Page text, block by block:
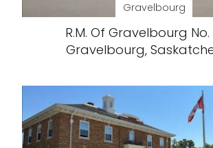
Gravelbourg
R.M. Of Gravelbourg No.
Gravelbourg,